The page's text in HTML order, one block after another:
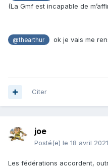
(La Gmf est incapable de
@thearthur ok je vais me
Citer
joe
Posté(e) le 18 avril 2021
Les fédérations accordent,